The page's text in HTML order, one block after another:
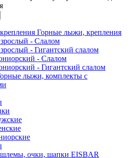
Горные лыжи, крепления
- Слалом
- Гигантский слалом
- Слалом
- Гигантский слалом
лыжи, комплекты с